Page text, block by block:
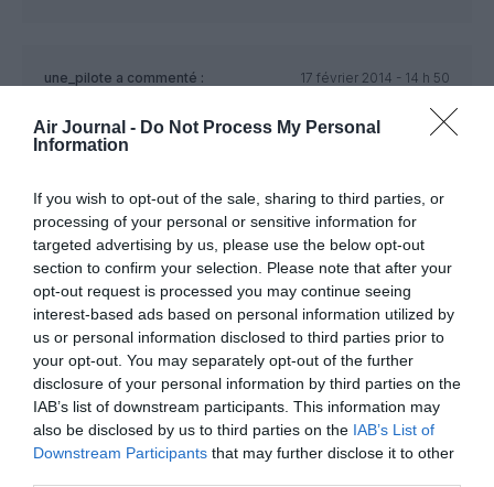
Air Journal - Do Not Process My Personal
Information
If you wish to opt-out of the sale, sharing to third parties, or
processing of your personal or sensitive information for
targeted advertising by us, please use the below opt-out
section to confirm your selection. Please note that after your
opt-out request is processed you may continue seeing
interest-based ads based on personal information utilized by
us or personal information disclosed to third parties prior to
your opt-out. You may separately opt-out of the further
disclosure of your personal information by third parties on the
IAB’s list of downstream participants. This information may
also be disclosed by us to third parties on the IAB’s List of
Downstream Participants that may further disclose it to other
une_pilote a commenté :
17 février 2014 - 14 h 50
Heu…. Il doit normalement y avoir une zone interdite aux vols
libres vers les aéroports… Ce parapente ne la surement pas
RÉPONDRE
Dan a commenté :
17 février 2014 - 16 h 32
min
le Airprox il va faire mal
RÉPONDRE